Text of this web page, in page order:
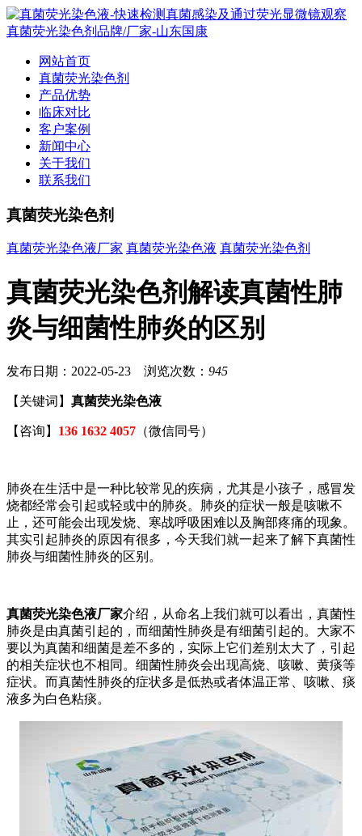
网站首页
真菌荧光染色剂
产品优势
临床对比
客户案例
新闻中心
关于我们
联系我们
真菌荧光染色剂
真菌荧光染色液厂家 真菌荧光染色液 真菌荧光染色剂
真菌荧光染色剂解读真菌性肺
炎与细菌性肺炎的区别
发布日期：2022-05-23 浏览次数： 945
【关键词】 真菌荧光染色液
【咨询】 136 1632 4057 （微信同号）
肺炎在生活中是一种比较常见的疾病，尤其是小孩子，感冒发
烧都经常会引起或轻或中的肺炎。肺炎的症状一般是咳嗽不
止，还可能会出现发烧、寒战呼吸困难以及胸部疼痛的现象。
其实引起肺炎的原因有很多，今天我们就一起来了解下真菌性
肺炎与细菌性肺炎的区别。
真菌荧光染色液厂家介绍，从命名上我们就可以看出，真菌性
肺炎是由真菌引起的，而细菌性肺炎是有细菌引起的。大家不
要以为真菌和细菌是差不多的，实际上它们差别太大了，引起
的相关症状也不相同。细菌性肺炎会出现高烧、咳嗽、黄痰等
症状。而真菌性肺炎的症状多是低热或者体温正常、咳嗽、痰
液多为白色粘痰。